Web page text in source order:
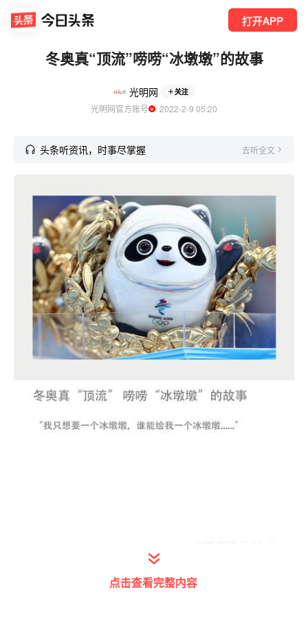
打开APP
冬奥真“顶流”唠唠“冰墩墩”的故事
光明网 关注
光明网官方账号
  2022-2-9 05:20
头条听资讯，时事尽掌握 去听全文
点击查看完整内容